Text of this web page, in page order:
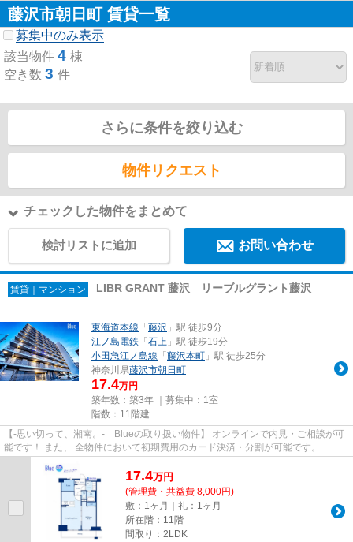
藤沢市朝日町 賃貸一覧
募集中のみ表示
該当物件 4 棟
空き数 3 件
さらに条件を絞り込む
物件リクエスト
チェックした物件をまとめて
検討リストに追加 お問い合わせ
賃貸｜マンション LIBR GRANT 藤沢 リーブルグラント藤沢
東海道本線 「 藤沢 」駅 徒歩9分
江ノ島電鉄 「 石上 」駅 徒歩19分
小田急江ノ島線 「 藤沢本町 」駅 徒歩25分
神奈川県藤沢市朝日町
17.4万円
築年数：築3年 ｜募集中： 1室
階数：11階建
【-思い切って、湘南。- Blueの取り扱い物件】 オンラインで内見・ご相談が可
能です！ また、 全物件において初期費用のカード決済・分割が可能です。
17.4万円
(管理費・共益費 8,000円)
敷：1ヶ月｜礼：1ヶ月
所在階：11階
間取り：2LDK